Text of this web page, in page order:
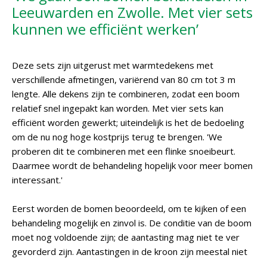
Leeuwarden en Zwolle. Met vier sets
kunnen we efficiënt werken’
Deze sets zijn uitgerust met warmtedekens met
verschillende afmetingen, variërend van 80 cm tot 3 m
lengte. Alle dekens zijn te combineren, zodat een boom
relatief snel ingepakt kan worden. Met vier sets kan
efficiënt worden gewerkt; uiteindelijk is het de bedoeling
om de nu nog hoge kostprijs terug te brengen. 'We
proberen dit te combineren met een flinke snoeibeurt.
Daarmee wordt de behandeling hopelijk voor meer bomen
interessant.'
Eerst worden de bomen beoordeeld, om te kijken of een
behandeling mogelijk en zinvol is. De conditie van de boom
moet nog voldoende zijn; de aantasting mag niet te ver
gevorderd zijn. Aantastingen in de kroon zijn meestal niet